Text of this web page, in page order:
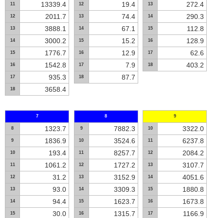
11 13339.4
12 2011.7
13 3888.1
14 3000.2
15 1776.7
16 1542.8
17 935.3
18 3658.4
12 19.4
13 74.4
14 67.1
15 15.2
16 12.9
17 7.9
18 87.7
13 272.4
14 290.3
15 112.8
16 128.9
17 62.6
18 403.2
7
8 1323.7
9 1836.9
10 193.4
11 1061.2
12 31.2
13 93.0
14 94.4
15 30.0
8
9 7882.3
10 3524.6
11 8257.7
12 1727.2
13 3152.9
14 3309.3
15 1623.7
16 1315.7
9
10 3322.0
11 6237.8
12 2084.2
13 3107.7
14 4051.6
15 1880.8
16 1673.8
17 1166.9